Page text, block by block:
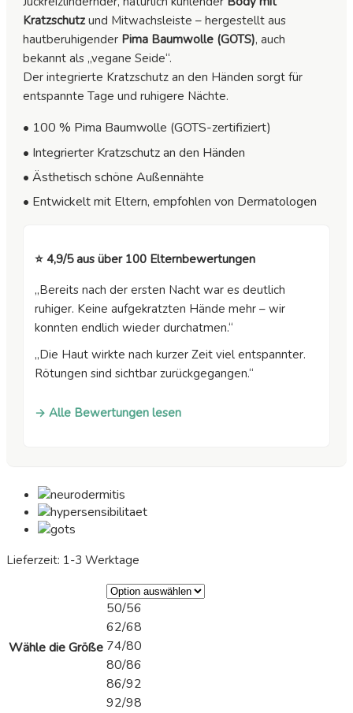
Kratzschutzund Mitwachsleiste – hergestellt aus
hautberuhigender Pima Baumwolle (GOTS), auch
bekannt als „vegane Seide“.
Der integrierte Kratzschutz an den Händen sorgt für
entspannte Tage und ruhigere Nächte.
• 100 % Pima Baumwolle (GOTS-zertifiziert)
• Integrierter Kratzschutz an den Händen
• Ästhetisch schöne Außennähte
• Entwickelt mit Eltern, empfohlen von Dermatologen
⭐ 4,9/5 aus über 100 Elternbewertungen
„Bereits nach der ersten Nacht war es deutlich
ruhiger. Keine aufgekratzten Hände mehr – wir
konnten endlich wieder durchatmen.“
„Die Haut wirkte nach kurzer Zeit viel entspannter.
Rötungen sind sichtbar zurückgegangen.“
→ Alle Bewertungen lesen
Lieferzeit: 1-3 Werktage
Wähle die Größe
50/56
62/68
74/80
80/86
86/92
92/98